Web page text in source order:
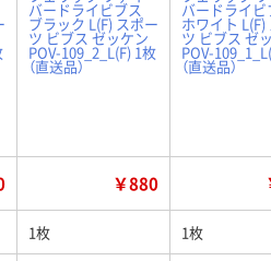
バードライビブス
ブラック L(F) スポー
ツ ビブス ゼッケン
POV-109_2_L(F) 1枚
（直送品）
バードライビ
ホワイト L(F)
ツ ビブス ゼ
POV-
（直送品）
￥880
1枚 1枚